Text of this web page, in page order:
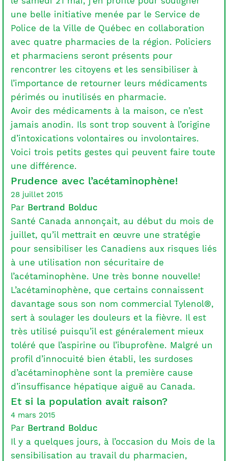
une belle initiative menée par le Service de
Police de la Ville de Québec en collaboration
avec quatre pharmacies de la région. Policiers
et pharmaciens seront présents pour
rencontrer les citoyens et les sensibiliser à
l’importance de retourner leurs médicaments
périmés ou inutilisés en pharmacie.
Avoir des médicaments à la maison, ce n’est
jamais anodin. Ils sont trop souvent à l’origine
d’intoxications volontaires ou involontaires.
Voici trois petits gestes qui peuvent faire toute
une différence.
Prudence avec l’acétaminophène!
28 juillet 2015
Par Bertrand Bolduc
Santé Canada annonçait, au début du mois de
juillet, qu’il mettrait en œuvre une stratégie
pour sensibiliser les Canadiens aux risques liés
à une utilisation non sécuritaire de
l’acétaminophène. Une très bonne nouvelle!
L’acétaminophène, que certains connaissent
davantage sous son nom commercial Tylenol®,
sert à soulager les douleurs et la fièvre. Il est
très utilisé puisqu’il est généralement mieux
toléré que l’aspirine ou l’ibuprofène. Malgré un
profil d’innocuité bien établi, les surdoses
d’acétaminophène sont la première cause
d’insuffisance hépatique aiguë au Canada.
Et si la population avait raison?
4 mars 2015
Par Bertrand Bolduc
Il y a quelques jours, à l’occasion du Mois de la
sensibilisation au travail du pharmacien,